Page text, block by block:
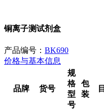
铜离子测试剂盒
产品编号： BK690
价格与基本信息
品牌 货号
规
格
型
号
包
装